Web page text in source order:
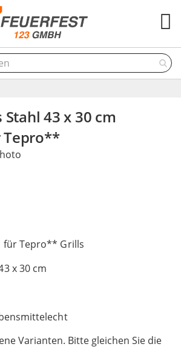
43 x 30 cm
Tepro**
für Tepro** Grills
x 30 cm
Varianten. Bitte gleichen Sie die